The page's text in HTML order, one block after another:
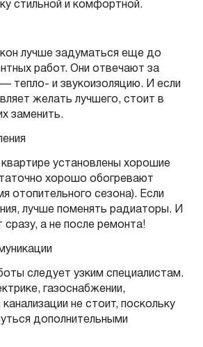
стильной и комфортной.
лучше задуматься еще до
работ. Они отвечают за
тепло- и звукоизоляцию. И если
желать лучшего, стоит в
заменить.
установлены хорошие
хорошо обогревают
отопительного сезона). Если
лучше поменять радиаторы. И
сразу, а не после ремонта!
следует узким специалистам.
газоснабжении,
не стоит, поскольку
дополнительными